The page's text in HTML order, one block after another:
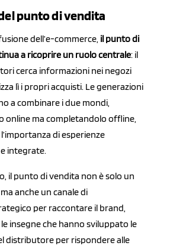
punto di vendita
dell’e-commerce, il punto di
a ricoprire un ruolo centrale: il
cerca informazioni nei negozi
lì i propri acquisti. Le generazioni
a combinare i due mondi,
online ma completandolo offline,
di esperienze
integrate.
il punto di vendita non è solo un
anche un canale di
per raccontare il brand,
insegne che hanno sviluppato le
distributore per rispondere alle